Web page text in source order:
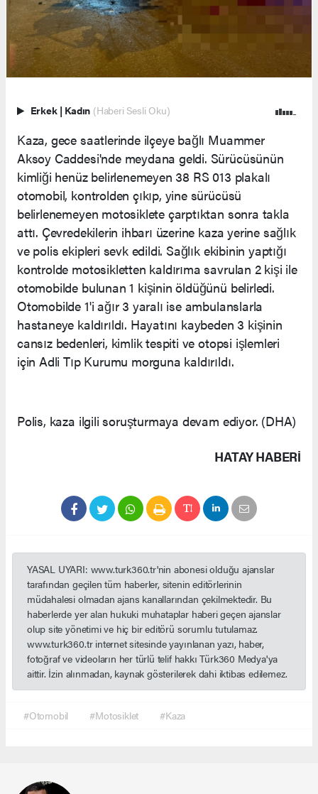
Erkek | Kadın (Haberi Sesli Oku)
Kaza, gece saatlerinde ilçeye bağlı Muammer
Aksoy Caddesi'nde meydana geldi. Sürücüsünün
kimliği henüz belirlenemeyen 38 RS 013 plakalı
otomobil, kontrolden çıkıp, yine sürücüsü
belirlenemeyen motosiklete çarptıktan sonra takla
attı. Çevredekilerin ihbarı üzerine kaza yerine sağlık
ve polis ekipleri sevk edildi. Sağlık ekibinin yaptığı
kontrolde motosikletten kaldırıma savrulan 2 kişi ile
otomobilde bulunan 1 kişinin öldüğünü belirledi.
Otomobilde 1'i ağır 3 yaralı ise ambulanslarla
hastaneye kaldırıldı. Hayatını kaybeden 3 kişinin
cansız bedenleri, kimlik tespiti ve otopsi işlemleri
için Adli Tıp Kurumu morguna kaldırıldı.
Polis, kaza ilgili soruşturmaya devam ediyor. (DHA)
HATAY HABERİ
YASAL UYARI: www.turk360.tr'nin abonesi olduğu ajanslar
tarafından geçilen tüm haberler, sitenin editörlerinin
müdahalesi olmadan ajans kanallarından çekilmektedir. Bu
haberlerde yer alan hukuki muhataplar haberi geçen ajanslar
olup site yönetimi ve hiç bir editörü sorumlu tutulamaz.
www.turk360.tr internet sitesinde yayınlanan yazı, haber,
fotoğraf ve videoların her türlü telif hakkı Türk360 Medya'ya
aittir. İzin alınmadan, kaynak gösterilerek dahi iktibas edilemez.
#Otomobil #Motosiklet #Kaza